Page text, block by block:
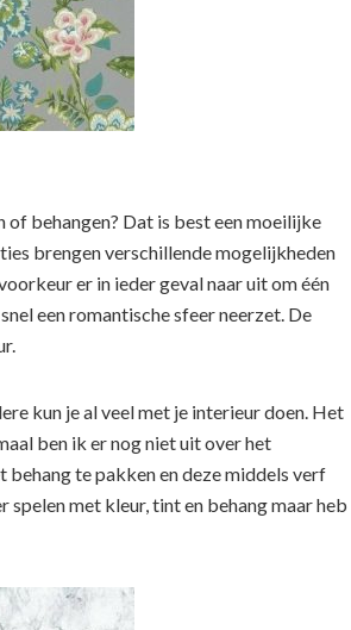
of behangen? Dat is best een moeilijke
brengen verschillende mogelijkheden
er in ieder geval naar uit om één
een romantische sfeer neerzet. De
kun je al veel met je interieur doen. Het
ben ik er nog niet uit over het
te pakken en deze middels verf
spelen met kleur, tint en behang maar heb